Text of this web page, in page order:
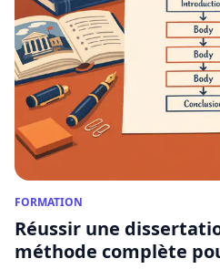
FORMATION
Réussir une
méthode complète